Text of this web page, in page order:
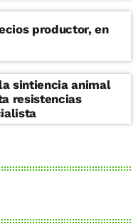
productor, en
sintiencia animal
resistencias